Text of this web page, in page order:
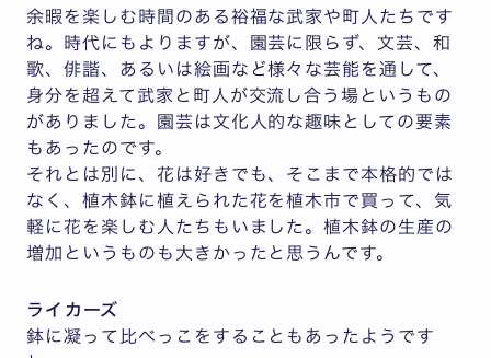
余暇を楽しむ時間のある裕福な武家や町人たちです
ね。時代にもよりますが、園芸に限らず、文芸、和
歌、俳諧、あるいは絵画など様々な芸能を通して、
身分を超えて武家と町人が交流し合う場というもの
がありました。園芸は文化人的な趣味としての要素
もあったのです。
それとは別に、花は好きでも、そこまで本格的では
なく、植木鉢に植えられた花を植木市で買って、気
軽に花を楽しむ人たちもいました。植木鉢の生産の
増加というものも大きかったと思うんです。
ライカーズ
鉢に凝って比べっこをすることもあったようです